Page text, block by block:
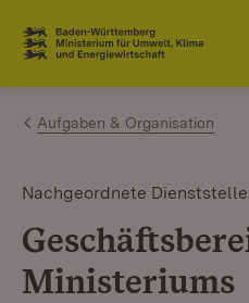
Zum Inhalt springen
Link zur Startseite
Aufgaben & Organisation
Nachgeordnete
Ministeriums